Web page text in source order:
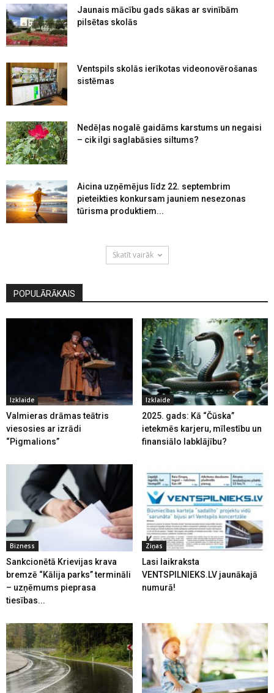
Jaunais mācību gads sākas ar svinībām
pilsētas skolās
Ventspils skolās ierīkotas videonovērošanas
sistēmas
Nedēļas nogalē gaidāms karstums un negaisi
– cik ilgi saglabāsies siltums?
Aicina uzņēmējus līdz 22. septembrim
pieteikties konkursam jauniem nesezonas
tūrisma produktiem...
Skatīt vairāk
POPULĀRĀKAIS
Izklaide
Valmieras drāmas teātris
viesosies ar izrādi
“Pigmalions”
Izklaide
2025. gads: Kā “Čūska”
ietekmēs karjeru, mīlestību un
finansiālo labklājību?
Bizness
Sankcionētā Krievijas krava
bremzē “Kālija parks” termināli
– uzņēmums pieprasa
tiesības...
Ziņas
Lasi laikraksta
VENTSPILNIEKS.LV jaunākajā
numurā!